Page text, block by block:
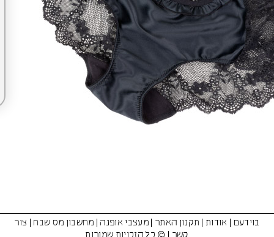
בוידעם אודות| תקנון האתר |מעצבי אופנה| מחשבון מס שבח
צור
קשר
| © כל הזכויות שמורות